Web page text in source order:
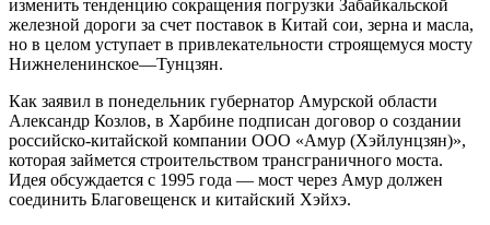
изменить тенденцию сокращения погрузки Забайкальской
железной дороги за счет поставок в Китай сои, зерна и масла,
но в целом уступает в привлекательности строящемуся мосту
Нижнеленинское—Тунцзян.
Как заявил в понедельник губернатор Амурской области
Александр Козлов, в Харбине подписан договор о создании
российско-китайской компании ООО «Амур (Хэйлунцзян)»,
которая займется строительством трансграничного моста.
Идея обсуждается с 1995 года — мост через Амур должен
соединить Благовещенск и китайский Хэйхэ.